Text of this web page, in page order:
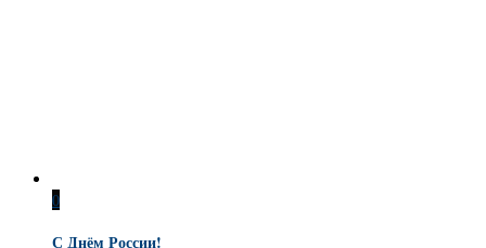
0
С Днём России!